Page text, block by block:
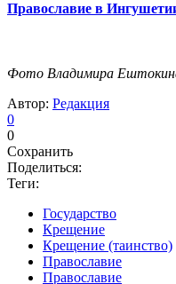
Православие в
Фото Владимира
Автор: Редакция
0
0
Сохранить
Поделиться:
Теги:
Государство
Крещение
Крещение (таинство)
Православие
Православие